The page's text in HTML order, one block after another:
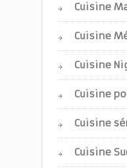
Cuisine
Cuisine
Cuisine
Cuisine
Cuisine
Cuisine